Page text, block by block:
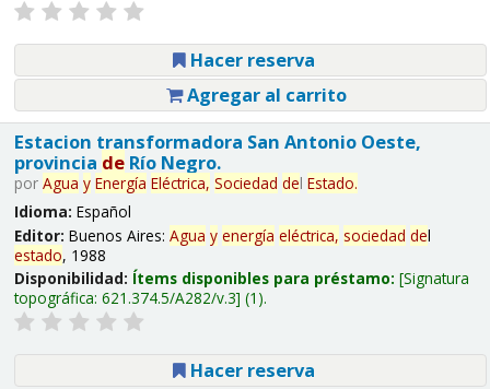
Hacer reserva
Agregar al carrito
Estacion transformadora San Antonio Oeste,
provincia deRío Negro.
por Agua y Energía Eléctrica, Sociedad del Estado.
Idioma: Español
Editor: Buenos Aires: Agua y energía eléctrica, sociedad del
estado, 1988
Disponibilidad: Ítems disponibles para préstamo: Signatura
topográfica: 621.374.5/A282/v.3 (1).
Hacer reserva